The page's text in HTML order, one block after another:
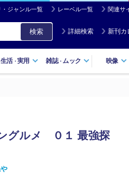
・ジャンル一覧 レーベル一覧 関連サ
検索 詳細検索 新刊カ
生活・実用 雑誌・ ムック 映像
グルメ ０１ 最強探